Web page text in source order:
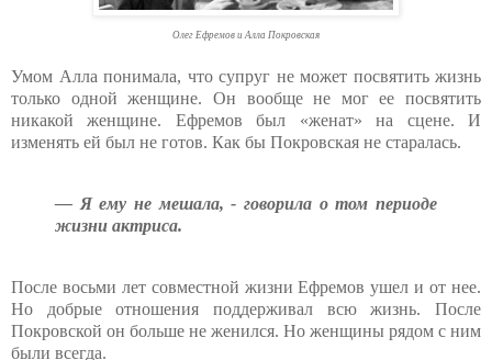
Олег Ефремов и Алла Покровская
Умом Алла понимала, что супруг не может посвятить жизнь
только одной женщине. Он вообще не мог ее посвятить
никакой женщине. Ефремов был «женат» на сцене. И
изменять ей был не готов. Как бы Покровская не старалась.
— Я ему не мешала, - говорила о том периоде
жизни актриса.
После восьми лет совместной жизни Ефремов ушел и от нее.
Но добрые отношения поддерживал всю жизнь. После
Покровской он больше не женился. Но женщины рядом с ним
были всегда.